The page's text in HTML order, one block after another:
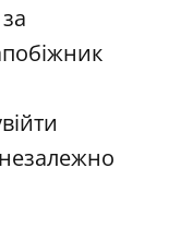
незалежно